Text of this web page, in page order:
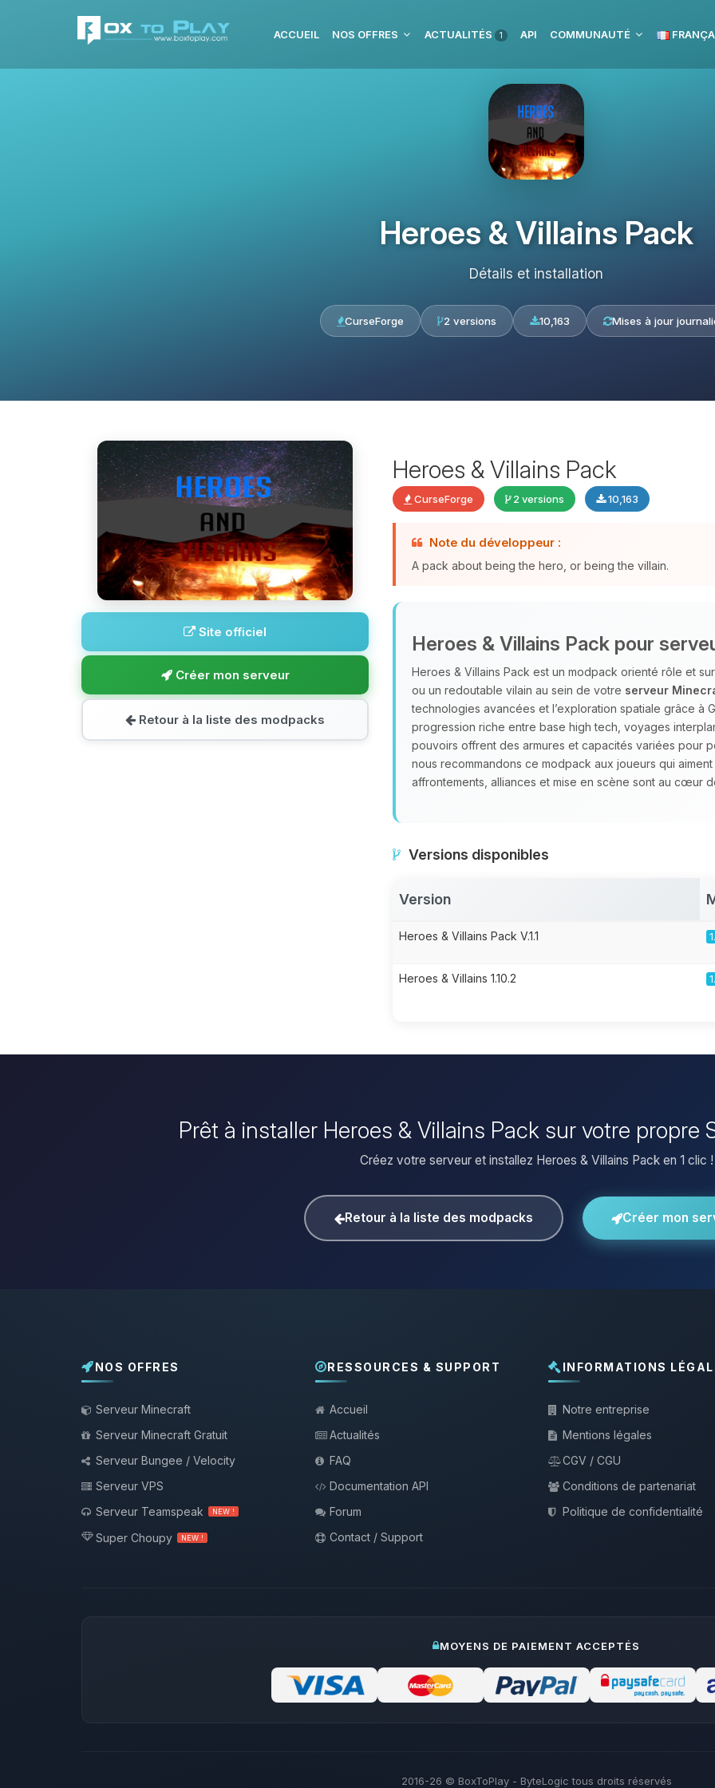
ACCUEIL NOS OFFRES ACTUALITÉS 1 API COMMUNAUTÉ
Heroes & Villains Pack
Détails et installation
CurseForge 2 versions 10,163 Mises à jour
Site officiel
Créer mon serveur
Retour à la liste des modpacks
Heroes & Villains Pack
CurseForge 2 versions 10,163
Note du développeur :
A pack about being the hero, or being the villain.
Heroes & Villains Pack pour
Heroes & Villains Pack est un modpack orienté rôle et
ou un redoutable vilain au sein de votre serveur
technologies avancées et l’exploration spatiale grâce à
progression riche entre base high tech, voyages
pouvoirs offrent des armures et capacités variées pour
nous recommandons ce modpack aux joueurs qui
affrontements, alliances et mise en scène sont au cœur
Versions disponibles
Version
Heroes & Villains Pack V.1.1
Heroes & Villains 1.10.2
Prêt à installer Heroes & Villains Pack sur votre propre
Créez votre serveur et installez Heroes & Villains Pack en 1 clic !
Retour à la liste des modpacks Créer mon
NOS OFFRES
Serveur Minecraft
Serveur Minecraft Gratuit
Serveur Bungee / Velocity
Serveur VPS
Serveur Teamspeak
NEW !
Super Choupy NEW !
RESSOURCES & SUPPORT
Accueil
Actualités
FAQ
Documentation API
Forum
Contact / Support
INFORMATIONS
Notre entreprise
Mentions légales
CGV / CGU
Conditions de partenariat
Politique de confidentialité
MOYENS DE PAIEMENT ACCEPTÉS
2016-26 © BoxToPlay - ByteLogic tous droits réservés